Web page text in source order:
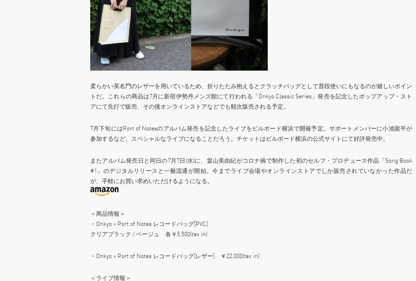
柔らかい英名門のレザーを用いているため、折りたたみ抱えるとクラッチバッグとして普段使いにもなるのが嬉しいポイン
トだ。これらの商品は7月に新宿伊勢丹メンズ館にて行われる「Onkyo Classic Series」発売を記念したポップアップ・スト
アにて先行で販売、その後オンラインストアなどでも順次販売される予定。
7月下旬にはPort of Notesのアルバム発売を記念したライブをビルボード横浜で開催予定。サポートメンバーに小池龍平が
参加するなど、スペシャルなライブになることだろう。チケットはビルボード横浜の公式サイトにて好評発売中。
またアルバム発売日と同日の7月7日(水)に、畠山美由紀がコロナ禍で制作した初のセルフ・プロデュース作品「Song Book
#1」のデジタルリリースと一般流通が開始。今までライブ会場やオンラインストアでしか販売されていなかった作品だ
が、手軽にお買い求めいただけるようになる。
＜商品情報＞
・Onkyo × Port of Notes レコードバッグ[PVC]
クリアブラック / ベージュ 各￥5,500(tax in)
・Onkyo × Port of Notes レコードバッグ[レザー] ￥22,000(tax in)
＜ライブ情報＞